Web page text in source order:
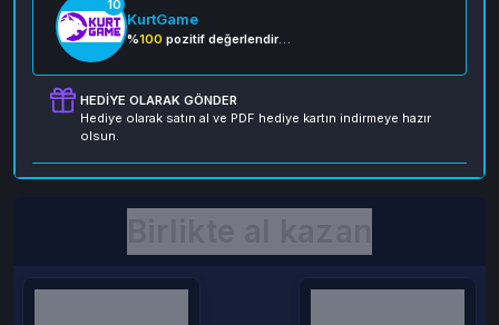
10
KurtGame
%100 pozitif değerlendirme
HEDIYE OLARAK GÖNDER
Hediye olarak satın al ve PDF hediye kartın indirmeye hazır
olsun.